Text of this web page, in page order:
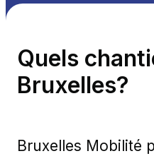
Quels
Bruxelles?
Bruxelles Mobilité